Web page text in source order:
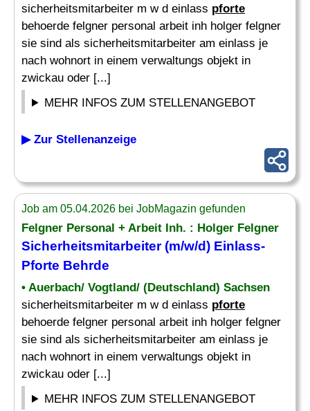
sicherheitsmitarbeiter m w d einlass pforte
behoerde felgner personal arbeit inh holger felgner
sie sind als sicherheitsmitarbeiter am einlass je
nach wohnort in einem verwaltungs objekt in
zwickau oder [...]
MEHR INFOS ZUM STELLENANGEBOT
▶ Zur Stellenanzeige
Job am 05.04.2026 bei JobMagazin gefunden
Felgner Personal + Arbeit Inh. : Holger Felgner
Sicherheitsmitarbeiter (m/w/d) Einlass-
Pforte Behrde
• Auerbach/ Vogtland/ (Deutschland) Sachsen
sicherheitsmitarbeiter m w d einlass pforte
behoerde felgner personal arbeit inh holger felgner
sie sind als sicherheitsmitarbeiter am einlass je
nach wohnort in einem verwaltungs objekt in
zwickau oder [...]
MEHR INFOS ZUM STELLENANGEBOT